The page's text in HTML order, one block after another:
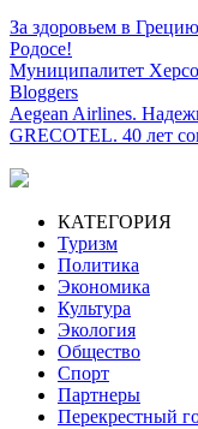
За здоровьем в
Родосе!
Муниципалитет
Bloggers
Aegean Airlines.
GRECOTEL. 40 лет
КАТЕГОРИЯ
Туризм
Политика
Экономика
Культура
Экология
Общество
Спорт
Партнеры
Перекрестный